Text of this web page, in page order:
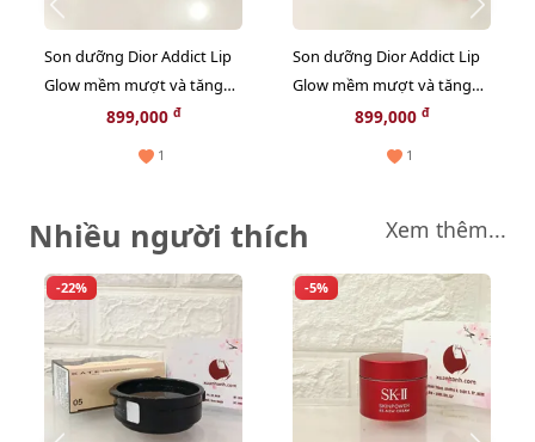
Son dưỡng Dior Addict Lip
Glow mềm mượt và tăng
sắc môi, #061 Poppy Coral -
899,000 đ
1
Son dưỡng Dior Addict Lip
Glow mềm mượt và tăng
sắc môi, #075 Gummy -
899,000 đ
1
Nhiều người thích Xem thêm...
-22% -5%